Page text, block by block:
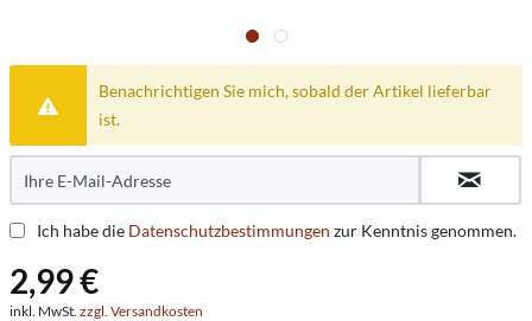
Benachrichtigen Sie mich, sobald der Artikel lieferbar
ist.
Ich habe die Datenschutzbestimmungen zur Kenntnis genommen.
2,99 €
inkl. MwSt. zzgl. Versandkosten